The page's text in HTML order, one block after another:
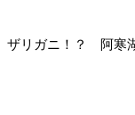
ザリガニ！？ 阿寒